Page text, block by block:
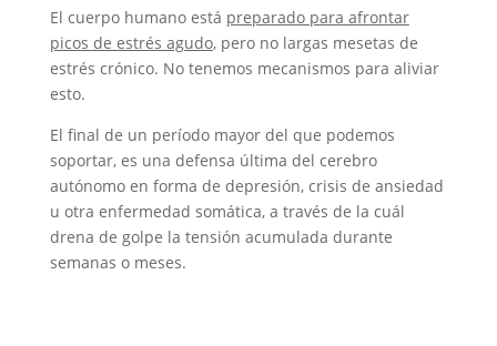
El cuerpo humano está preparado para afrontar
picos de estrés agudo, pero no largas mesetas de
estrés crónico. No tenemos mecanismos para aliviar
esto.
El final de un período mayor del que podemos
soportar, es una defensa última del cerebro
autónomo en forma de depresión, crisis de ansiedad
u otra enfermedad somática, a través de la cuál
drena de golpe la tensión acumulada durante
semanas o meses.